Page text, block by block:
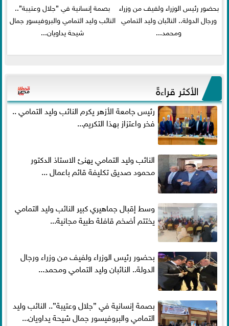
بحضور رئيس الوزراء ولفيف من وزراء
ورجال الدولة.. النائبان وليد التمامي
ومحمد...
بصمة إنسانية في ”جلال وعتيبة”..
النائب وليد التمامي والبروفيسور جمال
شيحة يداويان...
الأكثر قراءةً
رئيس جامعة الأزهر يكرم النائب وليد التمامي ..
فخر واعتزاز بهذا التكريم...
النائب وليد التمامي يهنئ الاستاذ الدكتور
محمود صديق تكليفة قائم باعمال ...
وسط إقبال جماهيري كبير النائب وليد التمامي
يختتم أضخم قافلة طبية مجانية...
بحضور رئيس الوزراء ولفيف من وزراء ورجال
الدولة.. النائبان وليد التمامي ومحمد...
بصمة إنسانية في ”جلال وعتيبة”.. النائب وليد
التمامي والبروفيسور جمال شيحة يداويان...